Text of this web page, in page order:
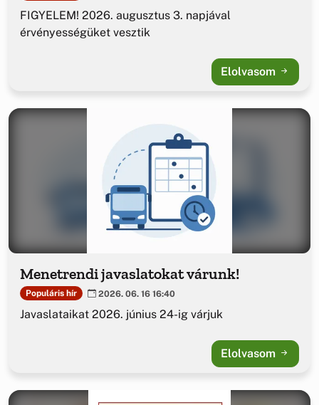
FIGYELEM! 2026. augusztus 3. napjával
érvényességüket vesztik
Elolvasom
Menetrendi javaslatokat várunk!
Populáris hír 2026. 06. 16 16:40
Javaslataikat 2026. június 24-ig várjuk
Elolvasom